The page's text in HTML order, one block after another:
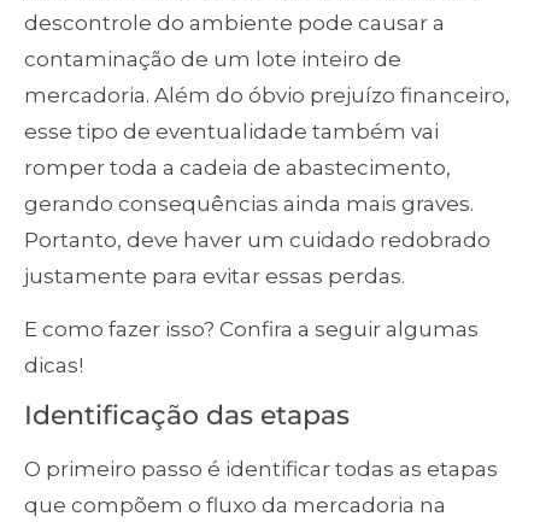
descontrole do ambiente pode causar a
contaminação de um lote inteiro de
mercadoria. Além do óbvio prejuízo financeiro,
esse tipo de eventualidade também vai
romper toda a cadeia de abastecimento,
gerando consequências ainda mais graves.
Portanto, deve haver um cuidado redobrado
justamente para evitar essas perdas.
E como fazer isso? Confira a seguir algumas
dicas!
Identificação das etapas
O primeiro passo é identificar todas as etapas
que compõem o fluxo da mercadoria na